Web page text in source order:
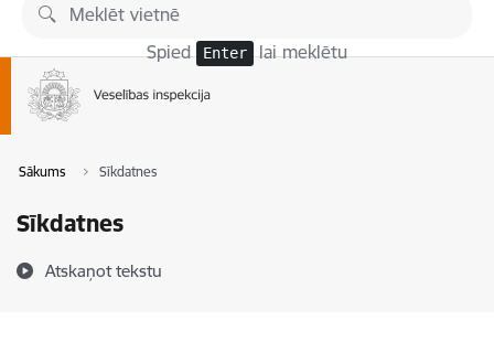
Pāriet uz lapas saturu
Spied Enter lai meklētu
Sākums Sīkdatnes
Sīkdatnes
Atskaņot tekstu